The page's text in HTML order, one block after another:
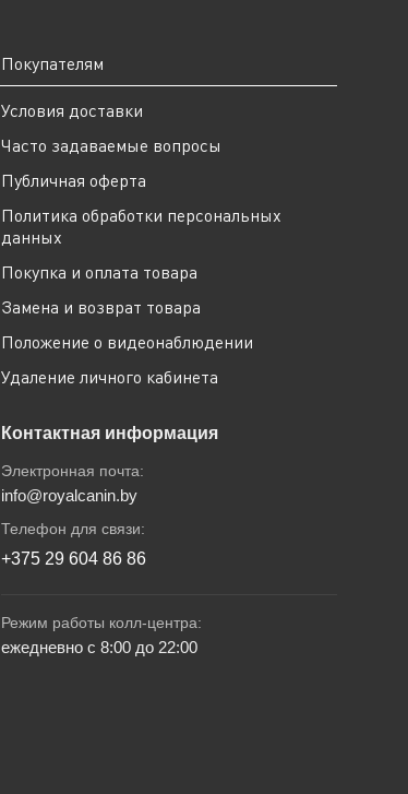
Покупателям
Условия доставки
Часто задаваемые вопросы
Публичная оферта
Политика обработки персональных
данных
Покупка и оплата товара
Замена и возврат товара
Положение о видеонаблюдении
Удаление личного кабинета
Контактная информация
Электронная почта:
info@royalcanin.by
Телефон для связи:
+375 29 604 86 86
Режим работы колл-центра:
ежедневно с 8:00 до 22:00